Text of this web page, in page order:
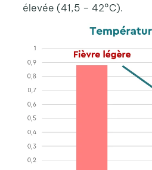
élevée (41,5 – 42°C).